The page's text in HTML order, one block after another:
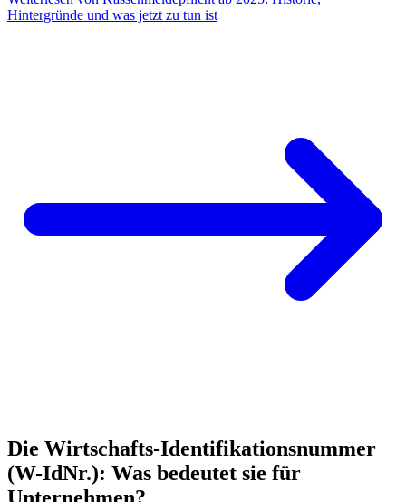
Hintergründe und was jetzt zu tun ist
Die Wirtschafts-Identifikationsnummer
(W-IdNr.): Was bedeutet sie für